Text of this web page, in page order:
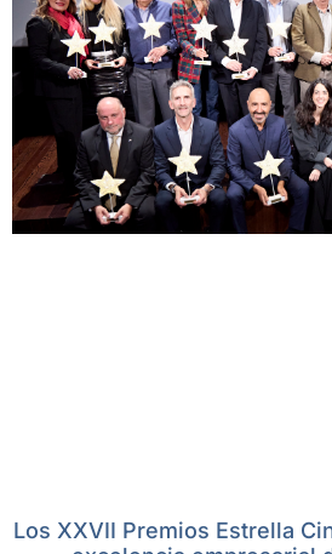
Los XXVII Premios Estrella